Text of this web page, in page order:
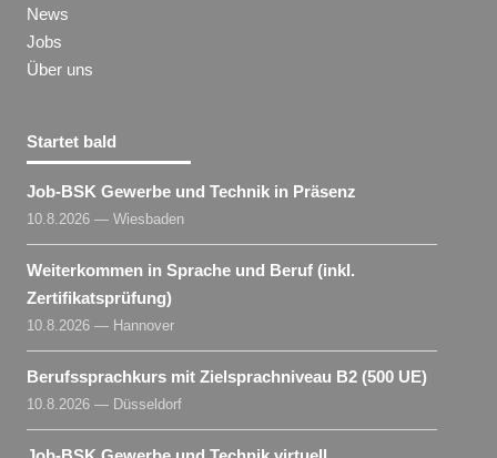
News
Jobs
Über uns
Startet bald
Job-BSK Gewerbe und Technik in Präsenz
10.8.2026 — Wiesbaden
Weiterkommen in Sprache und Beruf (inkl.
Zertifikatsprüfung)
10.8.2026 — Hannover
Berufssprachkurs mit Zielsprachniveau B2 (500 UE)
10.8.2026 — Düsseldorf